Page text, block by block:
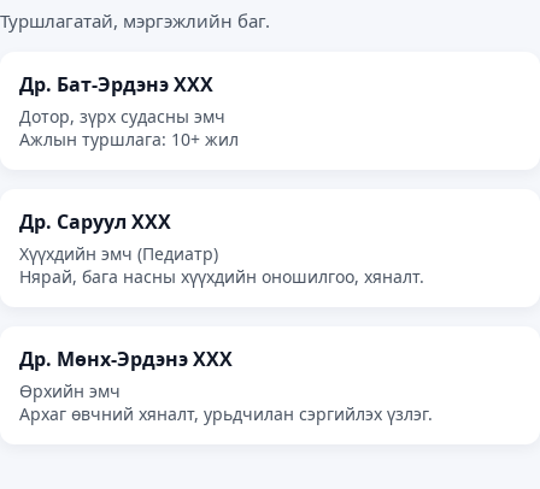
Туршлагатай, мэргэжлийн баг.
Др. Бат-Эрдэнэ ХХХ
Дотор, зүрх судасны эмч
Ажлын туршлага: 10+ жил
Др. Саруул ХХХ
Хүүхдийн эмч (Педиатр)
Нярай, бага насны хүүхдийн оношилгоо, хяналт.
Др. Мөнх-Эрдэнэ ХХХ
Өрхийн эмч
Архаг өвчний хяналт, урьдчилан сэргийлэх үзлэг.